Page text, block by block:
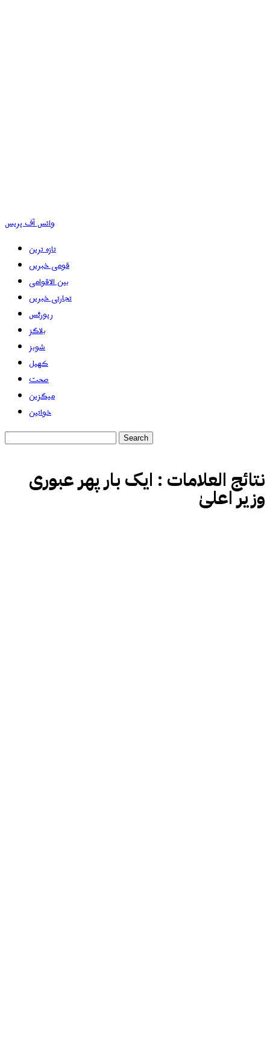
وائس آف پریس
تازہ ترین
قومی خبریں
بین الاقوامی
تجارتی خبریں
رپورٹس
بلاگز
شوبز
کھیل
صحت
میگزین
خواتین
نتائج العلامات : ایک بار پھر عبوری
وزیر اعلیٰ